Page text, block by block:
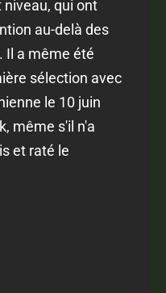
qui ont
au-delà des
Il a même été
sélection avec
le 10 juin
même s'il n'a
et raté le